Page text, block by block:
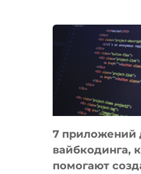
ДЛЯ
7 приложений
вайбкодинга,
помогают